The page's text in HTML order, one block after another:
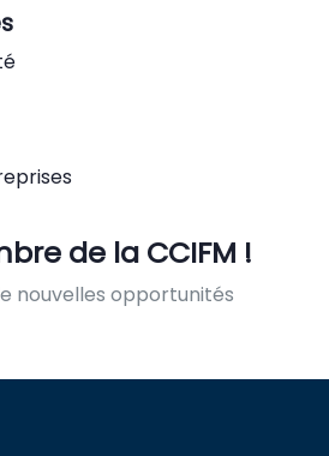
de la CCIFM !
nouvelles opportunités